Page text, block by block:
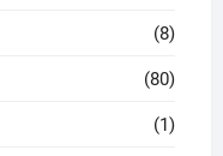
(8)
(80)
(1)